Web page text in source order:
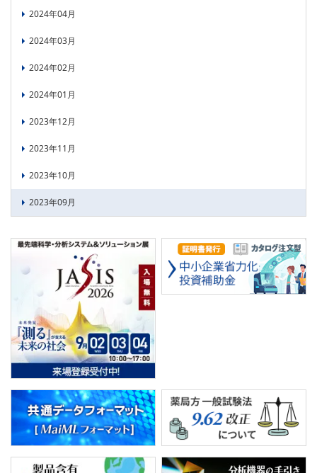
2024年04月
2024年03月
2024年02月
2024年01月
2023年12月
2023年11月
2023年10月
2023年09月